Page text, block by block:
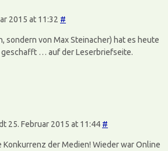
2015 at 11:32 #
sondern von Max Steinacher) hat es heute
geschafft … auf der Leserbriefseite.
25. Februar 2015 at 11:44 #
Konkurrenz der Medien! Wieder war Online